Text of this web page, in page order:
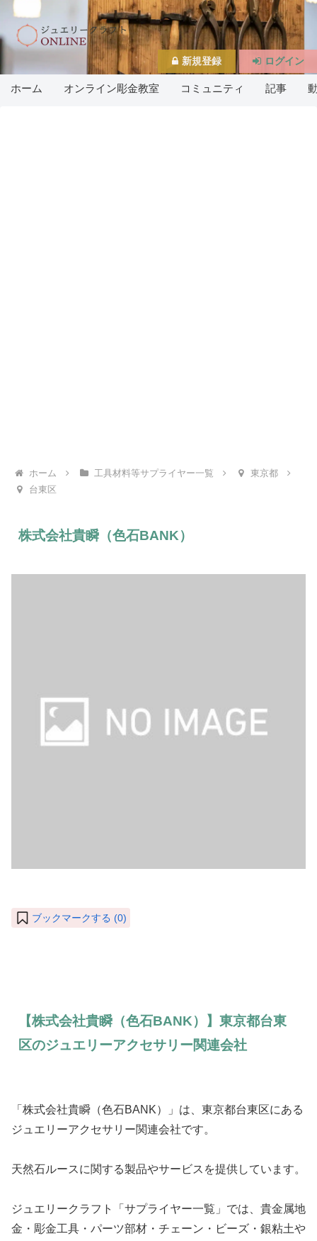
ホーム オンライン彫金教室 コミュニティ 記事
ホーム 工具材料等サプライヤー一覧
東京都
台東区
株式会社貴瞬（色石BANK）
ブックマークする (0)
【株式会社貴瞬（色石BANK）】東京都台東
区のジュエリーアクセサリー関連会社
「株式会社貴瞬（色石BANK）」は、東京都台東区にある
ジュエリーアクセサリー関連会社です。
天然石ルースに関する製品やサービスを提供しています。
ジュエリークラフト「サプライヤー一覧」では、貴金属地
金・彫金工具・パーツ部材・チェーン・ビーズ・銀粘土や
新規登録 ログイン